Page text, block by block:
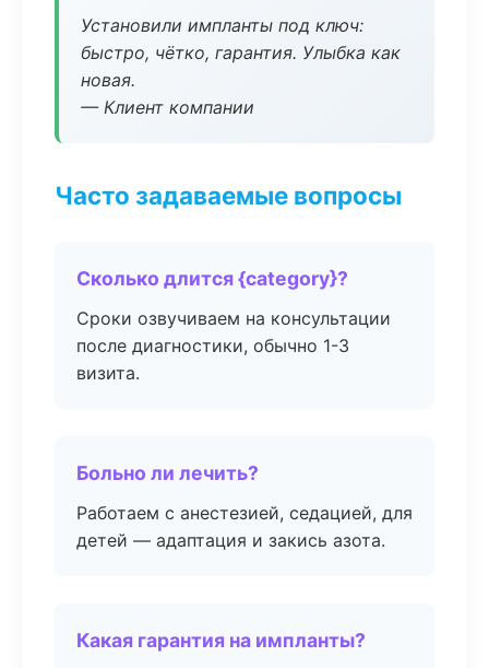
Установили импланты под ключ:
быстро, чётко, гарантия. Улыбка как
новая.
— Клиент компании
Часто задаваемые вопросы
Сколько длится {category}?
Сроки озвучиваем на консультации
после диагностики, обычно 1-3
визита.
Больно ли лечить?
Работаем с анестезией, седацией, для
детей — адаптация и закись азота.
Какая гарантия на импланты?